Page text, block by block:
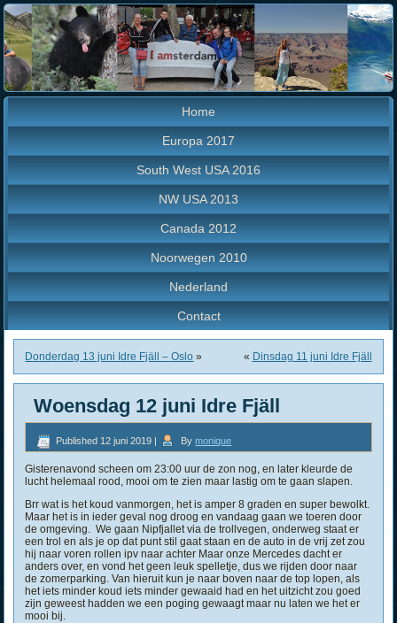
Home
Europa 2017
South West USA 2016
NW USA 2013
Canada 2012
Noorwegen 2010
Nederland
Contact
Donderdag 13 juni Idre Fjäll – Oslo » « Dinsdag 11 juni Idre Fjäll
Woensdag 12 juni Idre Fjäll
Published 12 juni 2019 | By monique
Gisterenavond scheen om 23:00 uur de zon nog, en later kleurde de
lucht helemaal rood, mooi om te zien maar lastig om te gaan slapen.
Brr wat is het koud vanmorgen, het is amper 8 graden en super bewolkt.
Maar het is in ieder geval nog droog en vandaag gaan we toeren door
de omgeving. We gaan Nipfjallet via de trollvegen, onderweg staat er
een trol en als je op dat punt stil gaat staan en de auto in de vrij zet zou
hij naar voren rollen ipv naar achter Maar onze Mercedes dacht er
anders over, en vond het geen leuk spelletje, dus we rijden door naar
de zomerparking. Van hieruit kun je naar boven naar de top lopen, als
het iets minder koud iets minder gewaaid had en het uitzicht zou goed
zijn geweest hadden we een poging gewaagt maar nu laten we het er
mooi bij.